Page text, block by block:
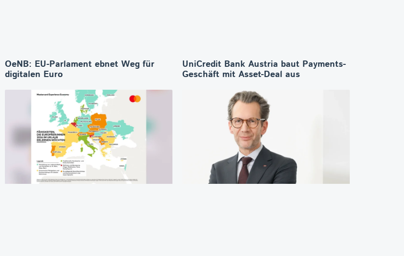
OeNB: EU-Parlament ebnet Weg für
digitalen Euro
UniCredit Bank Austria baut Payments-
Geschäft mit Asset-Deal aus